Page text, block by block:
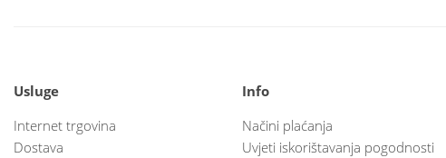
Usluge
Internet trgovina
Dostava
Info
Načini plaćanja
Uvjeti iskorištavanja pogodnosti